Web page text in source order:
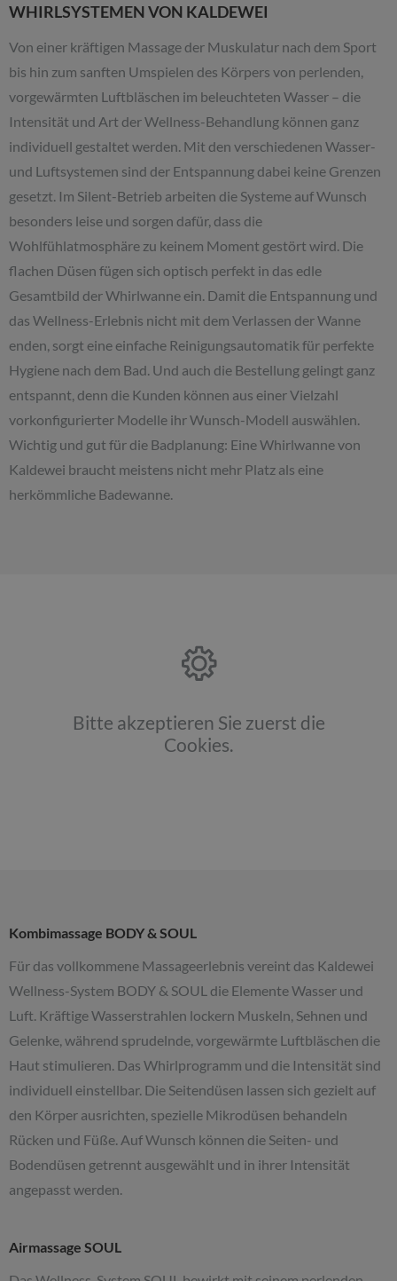
WHIRLSYSTEMEN VON KALDEWEI
Von einer kräftigen Massage der Muskulatur nach dem Sport
bis hin zum sanften Umspielen des Körpers von perlenden,
vorgewärmten Luftbläschen im beleuchteten Wasser – die
Intensität und Art der Wellness-Behandlung können ganz
individuell gestaltet werden. Mit den verschiedenen Wasser-
und Luftsystemen sind der Entspannung dabei keine Grenzen
gesetzt. Im Silent-Betrieb arbeiten die Systeme auf Wunsch
besonders leise und sorgen dafür, dass die
Wohlfühlatmosphäre zu keinem Moment gestört wird. Die
flachen Düsen fügen sich optisch perfekt in das edle
Gesamtbild der Whirlwanne ein. Damit die Entspannung und
das Wellness-Erlebnis nicht mit dem Verlassen der Wanne
enden, sorgt eine einfache Reinigungsautomatik für perfekte
Hygiene nach dem Bad. Und auch die Bestellung gelingt ganz
entspannt, denn die Kunden können aus einer Vielzahl
vorkonfigurierter Modelle ihr Wunsch-Modell auswählen.
Wichtig und gut für die Badplanung: Eine Whirlwanne von
Kaldewei braucht meistens nicht mehr Platz als eine
herkömmliche Badewanne.
Bitte akzeptieren Sie zuerst die
Cookies.
Kombimassage BODY & SOUL
Für das vollkommene Massageerlebnis vereint das Kaldewei
Wellness-System BODY & SOUL die Elemente Wasser und
Luft. Kräftige Wasserstrahlen lockern Muskeln, Sehnen und
Gelenke, während sprudelnde, vorgewärmte Luftbläschen die
Haut stimulieren. Das Whirlprogramm und die Intensität sind
individuell einstellbar. Die Seitendüsen lassen sich gezielt auf
den Körper ausrichten, spezielle Mikrodüsen behandeln
Rücken und Füße. AufWunsch können die Seiten- und
Bodendüsen getrennt ausgewählt und in ihrer Intensität
angepasst werden.
Airmassage SOUL